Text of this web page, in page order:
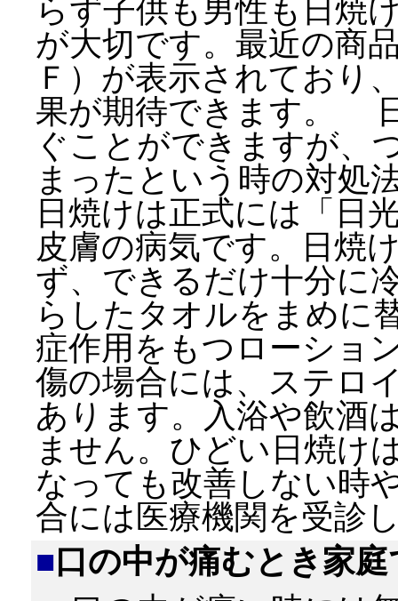
らず子供も男性も日焼
が大切です。最近の商
Ｆ）が表示されており
果が期待できます。
ぐことができますが、
まったという時の対処
日焼けは正式には「日
皮膚の病気です。日焼
ず、できるだけ十分に
らしたタオルをまめに
症作用をもつローショ
傷の場合には、ステロ
あります。入浴や飲酒
ません。ひどい日焼け
なっても改善しない時
合には医療機関を受診
■ 口の中が痛むとき家